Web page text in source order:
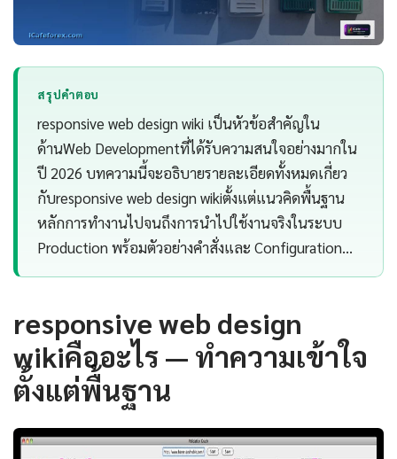
สรุปคำตอบ
responsive web design wiki เป็นหัวข้อสำคัญใน
ด้านWeb Developmentที่ได้รับความสนใจอย่างมากใน
ปี 2026 บทความนี้จะอธิบายรายละเอียดทั้งหมดเกี่ยว
กับresponsive web design wikiตั้งแต่แนวคิดพื้นฐาน
หลักการทำงานไปจนถึงการนำไปใช้งานจริงในระบบ
Production พร้อมตัวอย่างคำสั่งและ Configuration…
responsive web design
wikiคืออะไร — ทำความเข้าใจ
ตั้งแต่พื้นฐาน